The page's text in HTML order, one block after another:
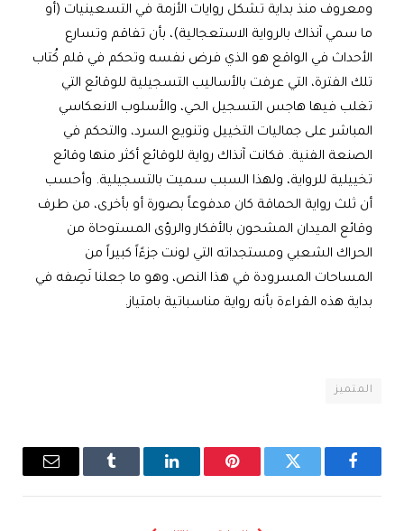
ومعروف منذ بداية تشكل روايات الأزمة في التسعينيات (أو
ما سمي آنذاك بالرواية الاستعجالية)، بأن تفاقم وتسارع
الأحداث في الواقع هو الذي فرض نفسه وتحكم في قلم كُتاب
تلك الفترة، التي عرفت بالأساليب التسجيلية للوقائع التي
تغلب فيها هاجس التسجيل الحي، والأسلوب الانعكاسي
المباشر على جماليات التخييل وتنويع السرد، والتحكم في
الصنعة الفنية. فكانت آنذاك رواية للوقائع أكثر منها وقائع
تخييلية للرواية، ولهذا السبب سميت بالتسجيلية. وأحسب
أن ثلث رواية الحماقة كان مدفوعاً بصورة أو بأخرى، من طرف
وقائع الميدان المشحون بالأفكار والرؤى المستوحاة من
الحراك الشعبي ومستجداته التي لونت جزءًاً كبيراً من
المساحات المسرودة في هذا النص، وهو ما جعلنا نَصِفه في
بداية هذه القراءة بأنه رواية مناسباتية بامتياز.
المتميز
فيسبوك تويتر بينتيريستلينكدإن Tumblr
البريد